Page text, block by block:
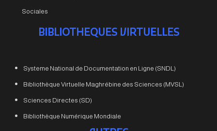
Sociales
BIBLIOTHEQUES VIRTUELLES
Systeme National de Documentation en Ligne (SNDL)
Bibliothèque Virtuelle Maghrébine des Sciences (MVSL)
Sciences Directes (SD)
Bibliothèque Numérique Mondiale